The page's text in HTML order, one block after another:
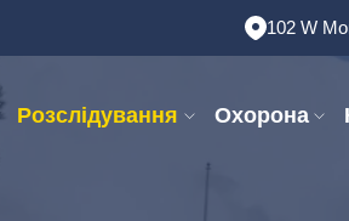
102 W
Розслідування Охорона